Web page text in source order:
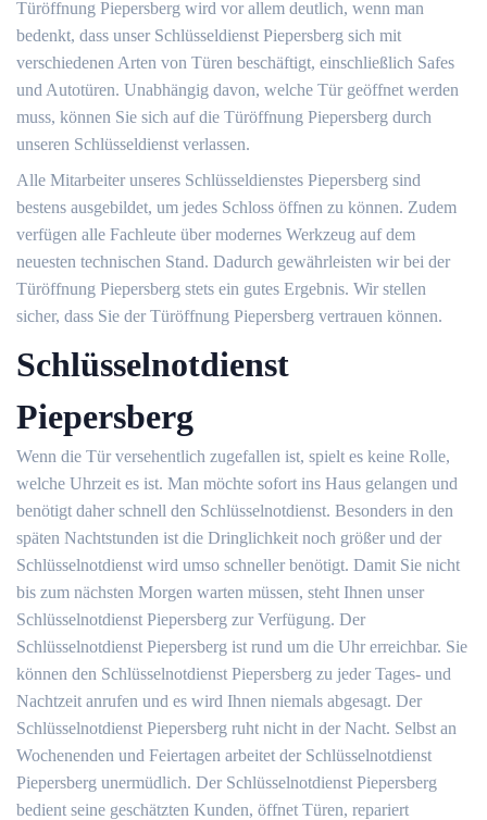
Türöffnung Piepersberg wird vor allem deutlich, wenn man
bedenkt, dass unser Schlüsseldienst Piepersberg sich mit
verschiedenen Arten von Türen beschäftigt, einschließlich Safes
und Autotüren. Unabhängig davon, welche Tür geöffnet werden
muss, können Sie sich auf die Türöffnung Piepersberg durch
unseren Schlüsseldienst verlassen.
Alle Mitarbeiter unseres Schlüsseldienstes Piepersberg sind
bestens ausgebildet, um jedes Schloss öffnen zu können. Zudem
verfügen alle Fachleute über modernes Werkzeug auf dem
neuesten technischen Stand. Dadurch gewährleisten wir bei der
Türöffnung Piepersberg stets ein gutes Ergebnis. Wir stellen
sicher, dass Sie der Türöffnung Piepersberg vertrauen können.
Schlüsselnotdienst
Piepersberg
Wenn die Tür versehentlich zugefallen ist, spielt es keine Rolle,
welche Uhrzeit es ist. Man möchte sofort ins Haus gelangen und
benötigt daher schnell den Schlüsselnotdienst. Besonders in den
späten Nachtstunden ist die Dringlichkeit noch größer und der
Schlüsselnotdienst wird umso schneller benötigt. Damit Sie nicht
bis zum nächsten Morgen warten müssen, steht Ihnen unser
Schlüsselnotdienst Piepersberg zur Verfügung. Der
Schlüsselnotdienst Piepersberg ist rund um die Uhr erreichbar. Sie
können den Schlüsselnotdienst Piepersberg zu jeder Tages- und
Nachtzeit anrufen und es wird Ihnen niemals abgesagt. Der
Schlüsselnotdienst Piepersberg ruht nicht in der Nacht. Selbst an
Wochenenden und Feiertagen arbeitet der Schlüsselnotdienst
Piepersberg unermüdlich. Der Schlüsselnotdienst Piepersberg
bedient seine geschätzten Kunden, öffnet Türen, repariert